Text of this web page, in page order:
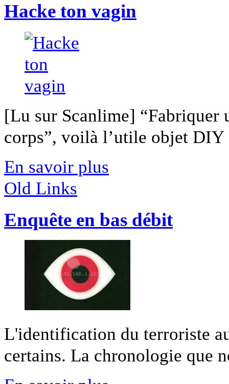
Hacke ton vagin
[Lu sur Scanlime] “Fabriquer
corps”, voilà l’utile objet
En savoir plus
Old Links
Enquête en bas débit
L'identification du terroriste
certains. La chronologie que